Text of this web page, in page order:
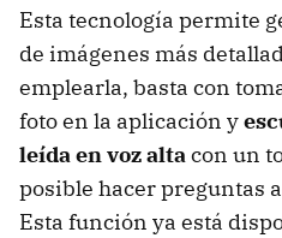
Esta tecnología permite
de imágenes más
emplearla, basta con
foto en la aplicación y
leída en voz altacon un
posible hacer preguntas
Esta función ya está